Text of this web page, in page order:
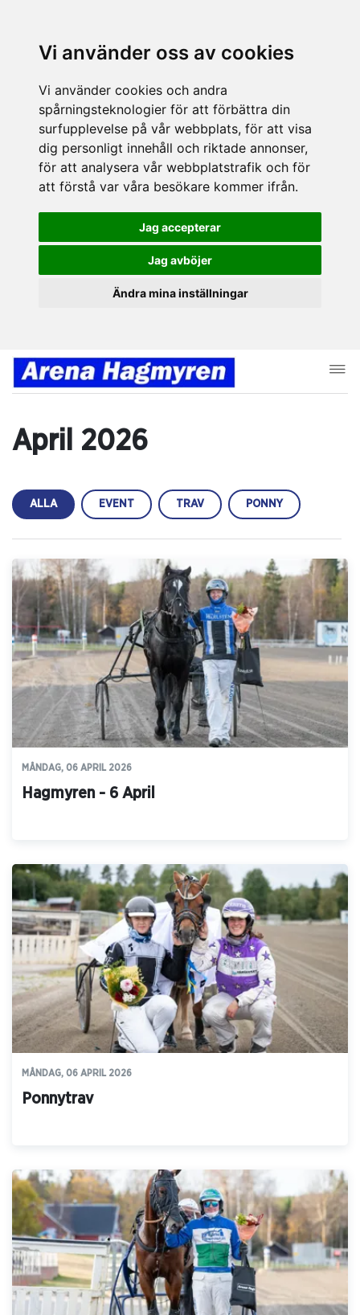
Vi använder oss av cookies
Vi använder cookies och andra
spårningsteknologier för att förbättra din
surfupplevelse på vår webbplats, för att visa
dig personligt innehåll och riktade annonser,
för att analysera vår webbplatstrafik och för
att förstå var våra besökare kommer ifrån.
Jag accepterar
Jag avböjer
Ändra mina inställningar
April 2026
ALLA EVENT TRAV PONNY
MÅNDAG, 06 APRIL 2026
Hagmyren - 6 April
MÅNDAG, 06 APRIL 2026
Ponnytrav